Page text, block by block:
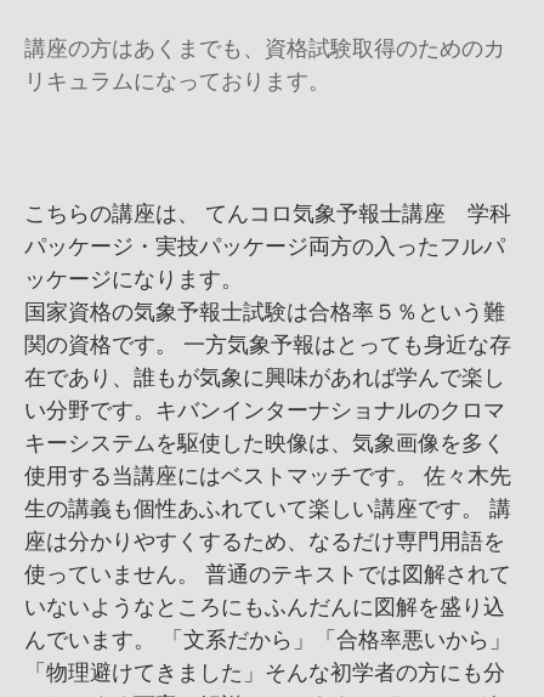
講座の方はあくまでも、資格試験取得のためのカ
リキュラムになっております。
こちらの講座は、 てんコロ気象予報士講座 学科
パッケージ・実技パッケージ両方の入ったフルパ
ッケージになります。
国家資格の気象予報士試験は合格率５％という難
関の資格です。 一方気象予報はとっても身近な存
在であり、誰もが気象に興味があれば学んで楽し
い分野です。キバンインターナショナルのクロマ
キーシステムを駆使した映像は、気象画像を多く
使用する当講座にはベストマッチです。 佐々木先
生の講義も個性あふれていて楽しい講座です。 講
座は分かりやすくするため、なるだけ専門用語を
使っていません。 普通のテキストでは図解されて
いないようなところにもふんだんに図解を盛り込
んでいます。 「文系だから」「合格率悪いから」
「物理避けてきました」そんな初学者の方にも分